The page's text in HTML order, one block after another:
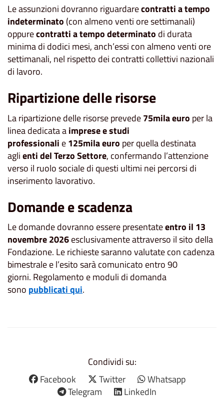
Le assunzioni dovranno riguardarecontratti a tempo
indeterminato (con almeno venti ore settimanali)
oppurecontratti a tempo determinato di durata
minima di dodici mesi, anch’essi con almeno venti ore
settimanali, nel rispetto dei contratti collettivi nazionali
di lavoro.
Ripartizione delle risorse
La ripartizione delle risorse prevede75mila euro per la
linea dedicata aimprese e studi
professionali e125mila euro per quella destinata
aglienti del Terzo Settore, confermando l’attenzione
verso il ruolo sociale di questi ultimi nei percorsi di
inserimento lavorativo.
Domande e scadenza
Le domande dovranno essere presentateentro il 13
novembre 2026esclusivamente attraverso il sito della
Fondazione. Le richieste saranno valutate con cadenza
bimestrale e l’esito sarà comunicato entro 90
giorni. Regolamento e moduli di domanda
sono pubblicati qui.
Condividi su:
Facebook
Twitter
Whatsapp
Telegram
LinkedIn